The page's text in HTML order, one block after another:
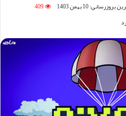
بروزرسانی: 10 بهمن 1403
409